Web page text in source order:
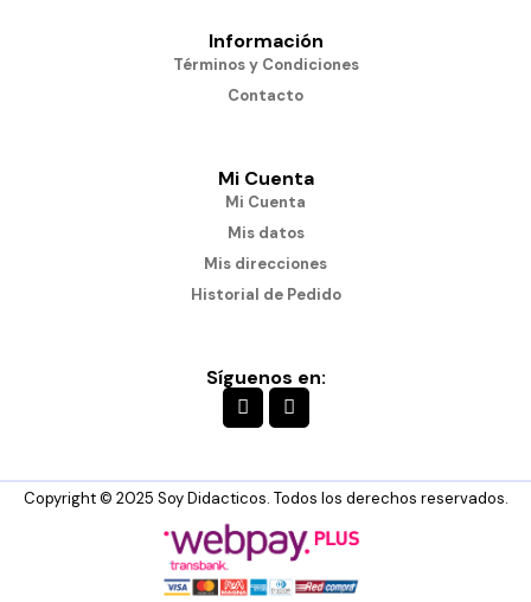
Información
Términos y Condiciones
Contacto
Mi Cuenta
Mi Cuenta
Mis datos
Mis direcciones
Historial de Pedido
Síguenos en:
Copyright © 2025 Soy Didacticos. Todos los derechos reservados.